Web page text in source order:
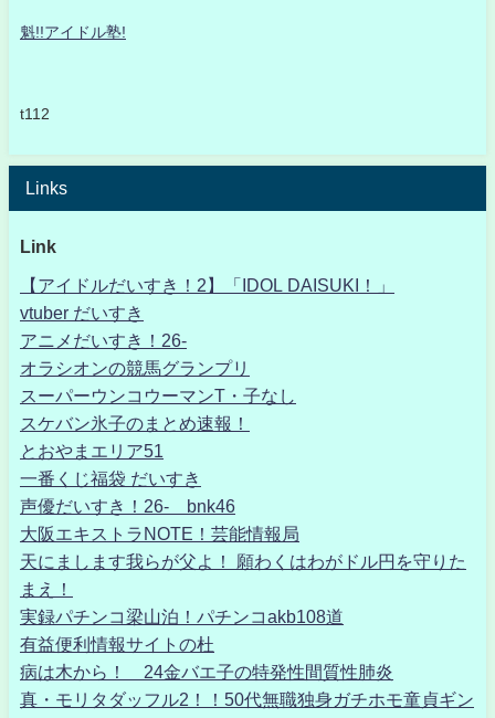
魁!!アイドル塾!
t112
Links
Link
【アイドルだいすき！2】「IDOL DAISUKI！」
vtuber だいすき
アニメだいすき！26-
オラシオンの競馬グランプリ
スーパーウンコウーマンT・子なし
スケバン氷子のまとめ速報！
とおやまエリア51
一番くじ福袋 だいすき
声優だいすき！26- bnk46
大阪エキストラNOTE！芸能情報局
天にまします我らが父よ！ 願わくはわがドル円を守りた
まえ！
実録パチンコ梁山泊！パチンコakb108道
有益便利情報サイトの杜
病は木から！ 24金バエ子の特発性間質性肺炎
真・モリタダッフル2！！50代無職独身ガチホモ童貞ギン